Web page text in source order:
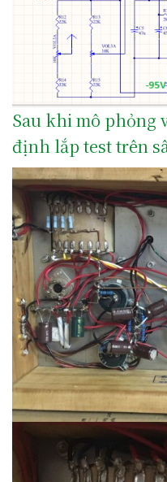
Sau khi mô phỏng
định lắp test trên